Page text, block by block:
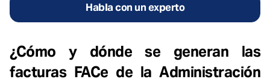
Habla con un experto
¿Cómo y dónde se generan las
facturas FACe de la Administración